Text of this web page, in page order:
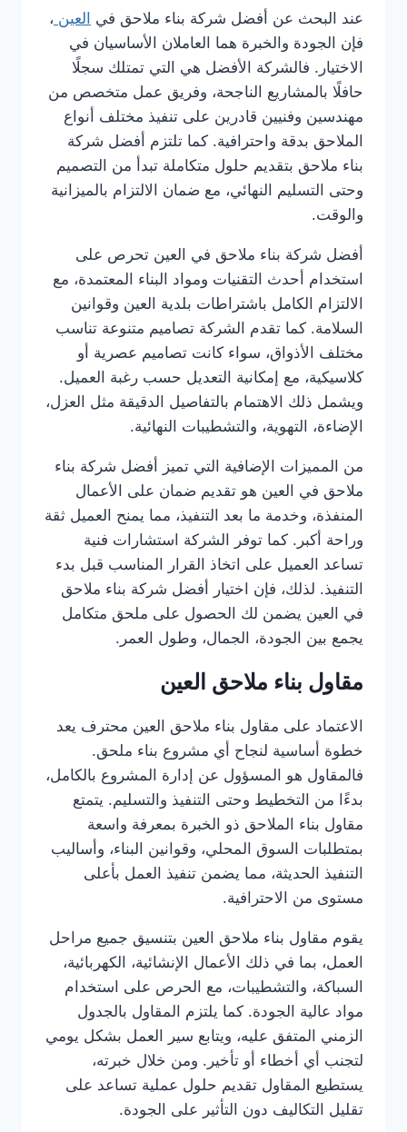
عند البحث عن أفضل شركة بناء ملاحق في العين ،
فإن الجودة والخبرة هما العاملان الأساسيان في
الاختيار. فالشركة الأفضل هي التي تمتلك سجلًا
حافلًا بالمشاريع الناجحة، وفريق عمل متخصص من
مهندسين وفنيين قادرين على تنفيذ مختلف أنواع
الملاحق بدقة واحترافية. كما تلتزم أفضل شركة
بناء ملاحق بتقديم حلول متكاملة تبدأ من التصميم
وحتى التسليم النهائي، مع ضمان الالتزام بالميزانية
والوقت.
أفضل شركة بناء ملاحق في العين تحرص على
استخدام أحدث التقنيات ومواد البناء المعتمدة، مع
الالتزام الكامل باشتراطات بلدية العين وقوانين
السلامة. كما تقدم الشركة تصاميم متنوعة تناسب
مختلف الأذواق، سواء كانت تصاميم عصرية أو
كلاسيكية، مع إمكانية التعديل حسب رغبة العميل.
ويشمل ذلك الاهتمام بالتفاصيل الدقيقة مثل العزل،
الإضاءة، التهوية، والتشطيبات النهائية.
من المميزات الإضافية التي تميز أفضل شركة بناء
ملاحق في العين هو تقديم ضمان على الأعمال
المنفذة، وخدمة ما بعد التنفيذ، مما يمنح العميل ثقة
وراحة أكبر. كما توفر الشركة استشارات فنية
تساعد العميل على اتخاذ القرار المناسب قبل بدء
التنفيذ. لذلك، فإن اختيار أفضل شركة بناء ملاحق
في العين يضمن لك الحصول على ملحق متكامل
يجمع بين الجودة، الجمال، وطول العمر.
مقاول بناء ملاحق العين
الاعتماد على مقاول بناء ملاحق العين محترف يعد
خطوة أساسية لنجاح أي مشروع بناء ملحق.
فالمقاول هو المسؤول عن إدارة المشروع بالكامل،
بدءًا من التخطيط وحتى التنفيذ والتسليم. يتمتع
مقاول بناء الملاحق ذو الخبرة بمعرفة واسعة
بمتطلبات السوق المحلي، وقوانين البناء، وأساليب
التنفيذ الحديثة، مما يضمن تنفيذ العمل بأعلى
مستوى من الاحترافية.
يقوم مقاول بناء ملاحق العين بتنسيق جميع مراحل
العمل، بما في ذلك الأعمال الإنشائية، الكهربائية،
السباكة، والتشطيبات، مع الحرص على استخدام
مواد عالية الجودة. كما يلتزم المقاول بالجدول
الزمني المتفق عليه، ويتابع سير العمل بشكل يومي
لتجنب أي أخطاء أو تأخير. ومن خلال خبرته،
يستطيع المقاول تقديم حلول عملية تساعد على
تقليل التكاليف دون التأثير على الجودة.